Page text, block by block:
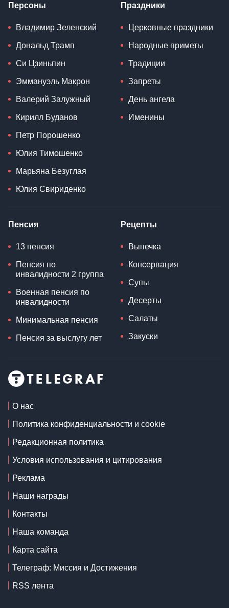
Персоны
Владимир Зеленский
Дональд Трамп
Си Цзиньпин
Эммануэль Макрон
Валерий Залужный
Кирилл Буданов
Петр Порошенко
Юлия Тимошенко
Марьяна Безуглая
Юлия Свириденко
Праздники
Церковные праздники
Народные приметы
Традиции
Запреты
День ангела
Именины
Пенсия
13 пенсия
Пенсия по
инвалидности 2 группа
Военная пенсия по
инвалидности
Минимальная пенсия
Пенсия за выслугу лет
Рецепты
Выпечка
Консервация
Супы
Десерты
Салаты
Закуски
О нас
Политика конфиденциальности и cookie
Редакционная политика
Условия использования и цитирования
Реклама
Наши награды
Контакты
Наша команда
Карта сайта
Телеграф: Миссия и Достижения
RSS лента